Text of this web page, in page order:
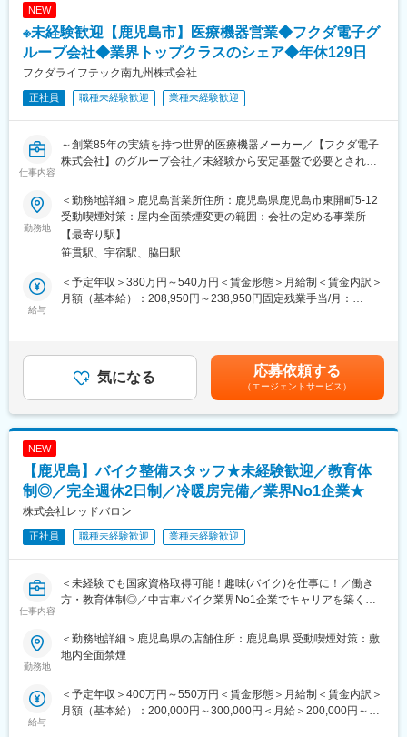
・主に当社の主力商品である戸建て及び集合住宅の建築施工管理
（工事管理）を担当していただきます。
・都市部においては、複合利用目的にも活用可能な最大９階建て
まで可能な『多層階住宅：ビューノ』を担当いただくケースもご
ざいます。
当社ではいち早く「建設DX」の導入を進めています。
施工管理者全員にノートPC、i‐Pad、i-Phoneが貸与され、5大管
具体的には遠隔臨場（ウェアラブルカメラやネットワークカメラ
を活用し、離れた場所から施工管理を行う）やスマートフォンア
プリを使ってお施主様や施工会社とコミュニケーションを取りな
がら工事を進めていきます。
【研修制度】
当社独自の施工管理者の技術向上を目指した制度として、「建設
変更の範囲：会社の定める業務
NEW
※未経験歓迎【鹿児島市】医療機器営業◆フクダ電子グ
ループ会社◆業界トップクラスのシェア◆年休129日
フクダライフテック南九州株式会社
正社員 職種未経験歓迎 業種未経験歓迎
仕事内容
～創業85年の実績を持つ世界的医療機器メーカー／【フクダ電子
株式会社】のグループ会社／未経験から安定基盤で必要とされ続
■業務内容
大学病院／クリニックの医療従事者に向けた在宅医療機器レンタ
ル提案をお任せします！
既存顧客がメインで、既存8（大学・クリニック）：新規2（開業
医・クリニック中心）の割合。
関係構築型の営業で事務局長、医師、看護師長が相手となりま
す。
■商材について
「酸素を送る機械」「睡眠時に呼吸をサポートする機械」「在宅
1日10～15件を目安に病院やクリニックを訪問していくイメージ
です。
■契約締結からフォローまでの流れ
病院契約受注→見積・契約書作成→指示書→患者宅へ→機械の設
【担当エリア】
鹿児島市エリア周辺
■業務の魅力
業界トップクラスの知名度があり、病院やクリニックからの信頼
感しながら成長できます。
勤務地
＜勤務地詳細＞鹿児島営業所住所：鹿児島県鹿児島市東開町5-12
受動喫煙対策：屋内全面禁煙変更の範囲：会社の定める事業所
【最寄り駅】
笹貫駅、宇宿駅、脇田駅
給与
＜予定年収＞380万円～540万円＜賃金形態＞月給制＜賃金内訳＞
月額（基本給）：208,950円～238,950円固定残業手当/月：
験・年齢、能力等を考慮の上、当社規定により決定致します。■賞
与：年2回（7月・12月）※過去実績5.6ヶ月分賃金はあくまでも目
安の金額であり、選考を通じて上下する可能性があります。月給
(月額)は固定手当を含めた表記です。
気になる 応募依頼する
（エージェントサービス）
NEW
【鹿児島】バイク整備スタッフ★未経験歓迎／教育体
制◎／完全週休2日制／冷暖房完備／業界No1企業★
株式会社レッドバロン
正社員 職種未経験歓迎 業種未経験歓迎
仕事内容
＜未経験でも国家資格取得可能！趣味(バイク)を仕事に！／働き
方・教育体制◎／中古車バイク業界No1企業でキャリアを築く／
■業務内容
お客様の安全を守り、快適なバイクライフを送っていただくた
■教育体制
勤務地
＜勤務地詳細＞鹿児島県の店舗住所：鹿児島県 受動喫煙対策：敷
地内全面禁煙
給与
＜予定年収＞400万円～550万円＜賃金形態＞月給制＜賃金内訳＞
月額（基本給）：200,000円～300,000円＜月給＞200,000円～